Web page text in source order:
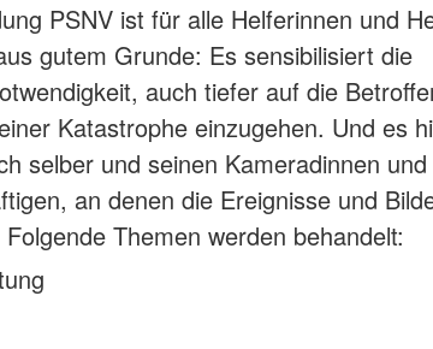
PSNV ist für alle Helferinnen und
gutem Grunde: Es sensibilisiert die
auch tiefer auf die
Katastrophe einzugehen. Und es
selber und seinen Kameradinnen und
an denen die Ereignisse und
Themen werden behandelt: